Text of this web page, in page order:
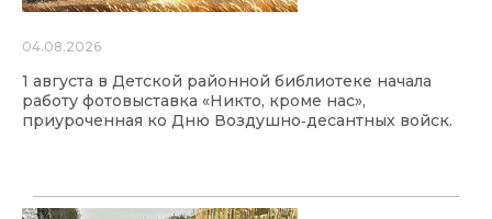
04.08.2026
1 августа в Детской районной библиотеке начала
работу фотовыставка «Никто, кроме нас»,
приуроченная ко Дню Воздушно‑десантных войск.